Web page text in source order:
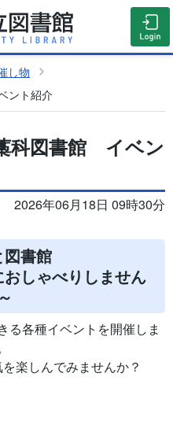
し物
ント紹介
科図書館 イベン
2026年06月18日 09時30分
書館
しゃべりしません
る各種イベントを開催しま
楽しんでみませんか？